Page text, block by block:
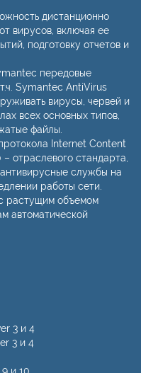
дистанционно
вирусов, включая ее
подготовку отчетов и
передовые
Symantec AntiVirus
вирусы, червей и
всех основных типов,
файлы.
Internet Content
отраслевого стандарта,
службы на
работы сети.
растущим объемом
автоматической
3 и 4
3 и 4